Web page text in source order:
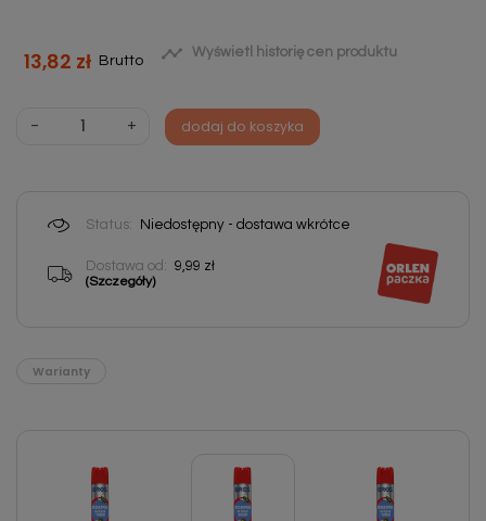
13,82 zł Brutto  Wyświetl historię cen produktu
- + dodaj do koszyka
Status: Niedostępny - dostawa wkrótce
Dostawa od: 9,99 zł
(Szczegóły)
Warianty